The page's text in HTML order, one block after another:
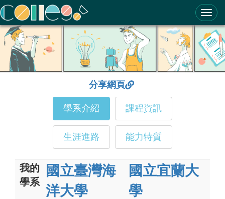
ColleGo! 大學選才與高中育才輔助系統
分享網頁
學系介紹 課程資訊
生涯進路 能力特質
我的
學系
國立臺灣海
洋大學
國立宜蘭大
學